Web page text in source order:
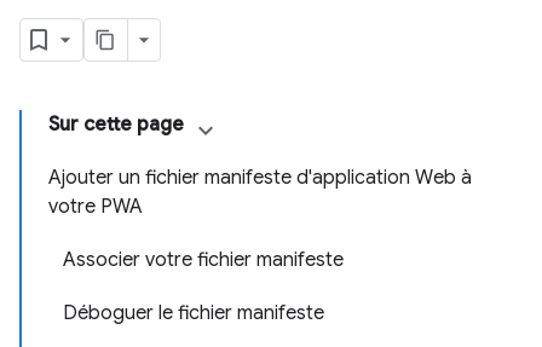
Sur cette page
Ajouter un fichier manifeste d'application Web à
votre PWA
Associer votre fichier manifeste
Déboguer le fichier manifeste